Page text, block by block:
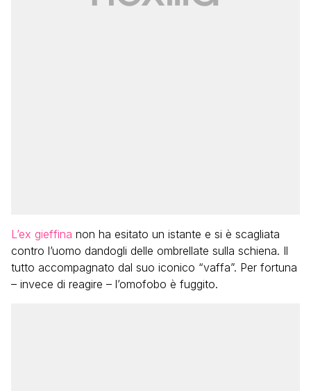
L’ex gieffina non ha esitato un istante e si è scagliata
contro l’uomo dandogli delle ombrellate sulla schiena. Il
tutto accompagnato dal suo iconico “vaffa”. Per fortuna
– invece di reagire – l’omofobo è fuggito.